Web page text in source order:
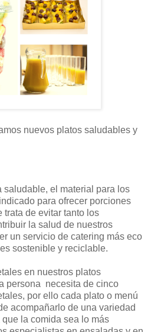
nuevos platos saludables y
saludable, el material para los
para ofrecer porciones
trata de evitar tanto los
la salud de nuestros
un servicio de catering más eco
sostenible y reciclable.
en nuestros platos
persona necesita de cinco
por ello cada plato o menú
acompañarlo de una variedad
la comida sea lo más